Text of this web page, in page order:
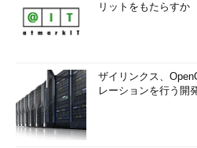
リットをもたらすか
ザイリンクス、
レーションを行う開